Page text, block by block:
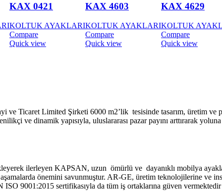
KAX 0421
KOLTUK AYAKLARI
Compare
Quick view
KAX 4603
KOLTUK AYAKLARI
Compare
Quick view
KAX 4629
KOLTUK
Compare
Quick view
ve Ticaret Limited Şirketi 6000 m2’lik tesisinde tasarım, üretim
ve dinamik yapısıyla, uluslararası pazar payını arttırarak
ilerleyen KAPSAN, uzun ömürlü ve dayanıklı mobilya
önemini savunmuştur. AR-GE, üretim teknolojilerine ve
9001:2015 sertifikasıyla da tüm iş ortaklarına güven vermektedir